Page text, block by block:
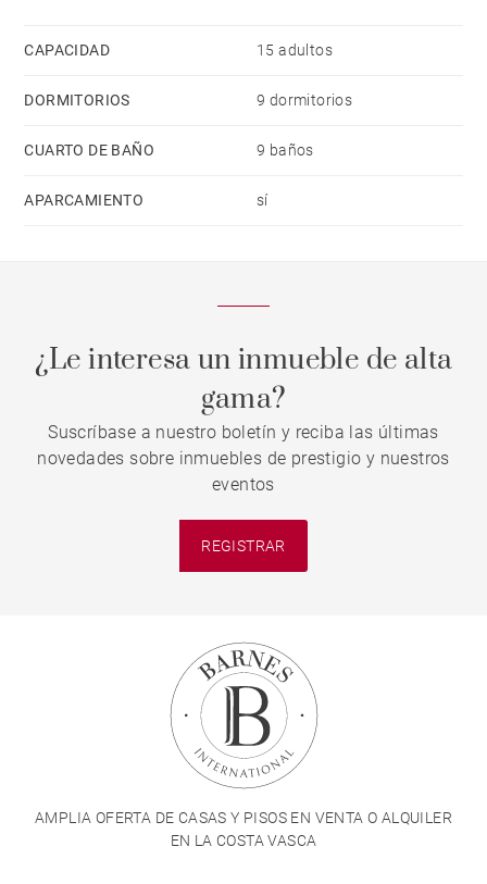
CAPACIDAD 15 adultos
DORMITORIOS 9 dormitorios
CUARTO DE BAÑO 9 baños
APARCAMIENTO sí
¿Le interesa un inmueble de alta
gama?
Suscríbase a nuestro boletín y reciba las últimas
novedades sobre inmuebles de prestigio y nuestros
eventos
REGISTRAR
AMPLIA OFERTA DE CASAS Y PISOS EN VENTA O ALQUILER
EN LA COSTA VASCA